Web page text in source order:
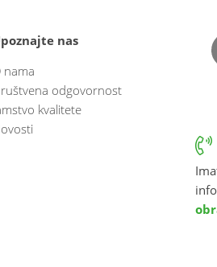
nas
nama
odgovornost
kvalitete